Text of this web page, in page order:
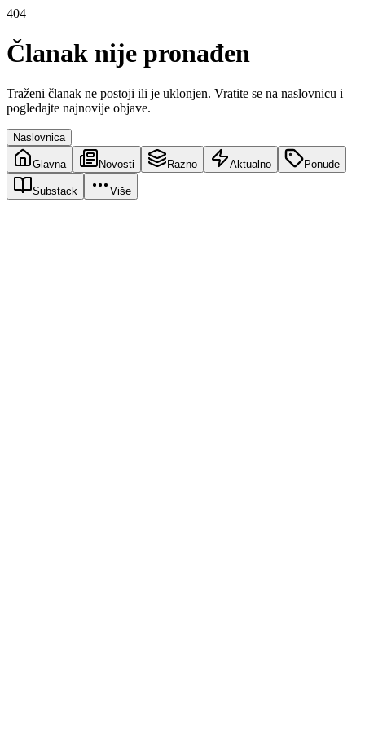
404
Članak nije pronađen
Traženi članak ne postoji ili je uklonjen. Vratite se na naslovnicu i
pogledajte najnovije objave.
Naslovnica
Glavna Novosti Razno Aktualno Ponude
Substack Više